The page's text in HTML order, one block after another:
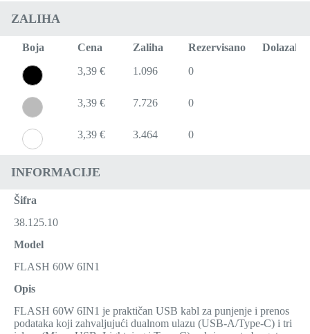
ZALIHA
Boja Cena Zaliha Rezervisano
Dolazak
3,39 €
1.096 0
3,39 € 7.726 0
3,39 € 3.464 0
INFORMACIJE
Šifra
38.125.10
Model
FLASH 60W 6IN1
Opis
FLASH 60W 6IN1 je praktičan USB kabl za punjenje i prenos
podataka koji zahvaljujući dualnom ulazu (USB-A/Type-C) i tri